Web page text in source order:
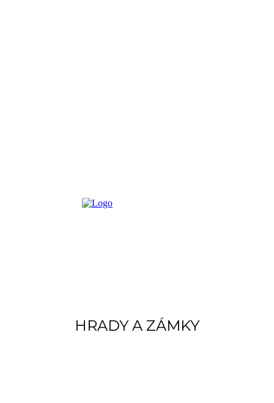
HRADY A ZÁMKY